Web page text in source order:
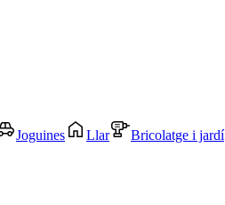
Joguines Llar Bricolatge i jardí